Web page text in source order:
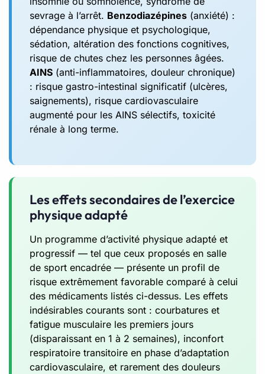
sevrage à l’arrêt. Benzodiazépines (anxiété) :
dépendance physique et psychologique,
sédation, altération des fonctions cognitives,
risque de chutes chez les personnes âgées.
AINS (anti-inflammatoires, douleur chronique)
: risque gastro-intestinal significatif (ulcères,
saignements), risque cardiovasculaire
augmenté pour les AINS sélectifs, toxicité
rénale à long terme.
Les effets secondaires de l’exercice
physique adapté
Un programme d’activité physique adapté et
progressif — tel que ceux proposés en salle
de sport encadrée — présente un profil de
risque extrêmement favorable comparé à celui
des médicaments listés ci-dessus. Les effets
indésirables courants sont : courbatures et
fatigue musculaire les premiers jours
(disparaissant en 1 à 2 semaines), inconfort
respiratoire transitoire en phase d’adaptation
cardiovasculaire, et rarement des douleurs